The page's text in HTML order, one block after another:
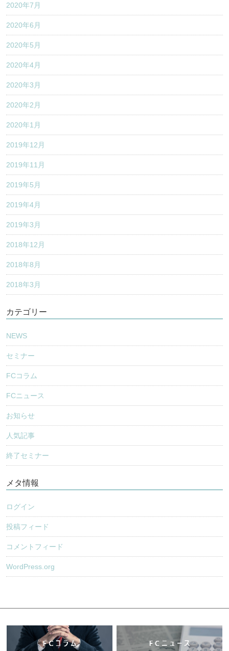
2020年7月
2020年6月
2020年5月
2020年4月
2020年3月
2020年2月
2020年1月
2019年12月
2019年11月
2019年5月
2019年4月
2019年3月
2018年12月
2018年8月
2018年3月
カテゴリー
NEWS
セミナー
FCコラム
FCニュース
お知らせ
人気記事
終了セミナー
メタ情報
ログイン
投稿フィード
コメントフィード
WordPress.org